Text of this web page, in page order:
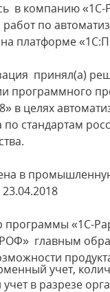
в компанию «1С-
по
на платформе
принял(а)
программного
в целях
по стандартам
в
«1C-
главным
учет,
в разрезе